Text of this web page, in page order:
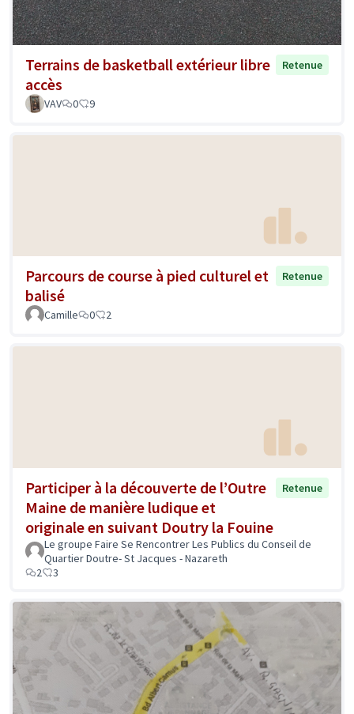
Terrains de basketball extérieur libre
accès
Retenue
VAV 0 9
Parcours de course à pied culturel et
balisé
Retenue
Camille 0 2
Participer à la découverte de l’Outre
Maine de manière ludique et
originale en suivant Doutry la Fouine
Retenue
Le groupe Faire Se Rencontrer Les Publics du Conseil de
Quartier Doutre- St Jacques - Nazareth
2
3